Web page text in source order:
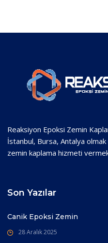
Reaksiyon Epoksi Zemin
İstanbul, Bursa, Antalya
zemin kaplama hizmeti
Son Yazılar
Canik Epoksi Zemin
28 Aralık 2025